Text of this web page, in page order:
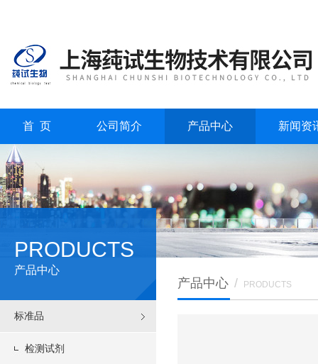
首 页 公司简介 产品中心 新闻资
PRODUCTS
产品中心
标准品
检测试剂
产品中心 / PRODUCTS